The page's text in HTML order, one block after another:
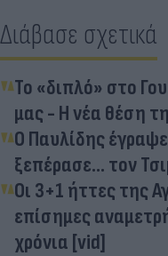
Διάβασε σχετικά
Το «διπλό» στο
μας - Η νέα θέση
O Παυλίδης
ξεπέρασε... τον
Οι 3+1 ήττες της
επίσημες
χρόνια [vid]